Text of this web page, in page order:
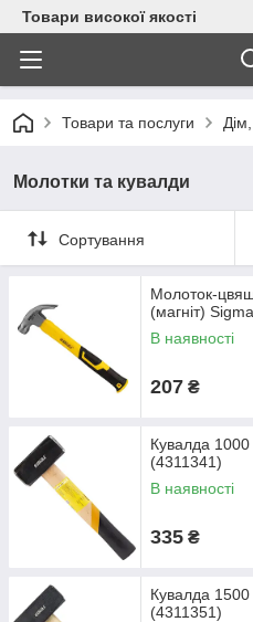
Товари високої якості
Товари та послуги
Молотки та кувалди
Сортування
Молоток-
(магніт)
В наявності
207 ₴
Кувалда
(4311341)
В наявності
335 ₴
Кувалда
(4311351)